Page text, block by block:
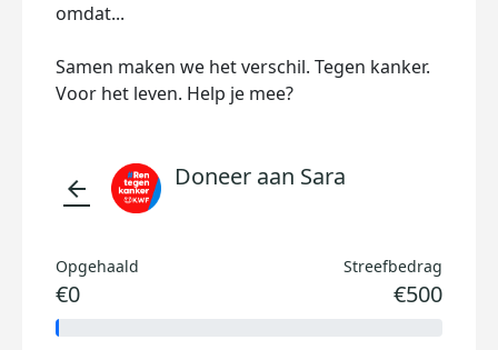
omdat...
Samen maken we het verschil. Tegen kanker.
Voor het leven. Help je mee?
arrow_back Doneer aan Sara
Opgehaald
€0
Streefbedrag
€500